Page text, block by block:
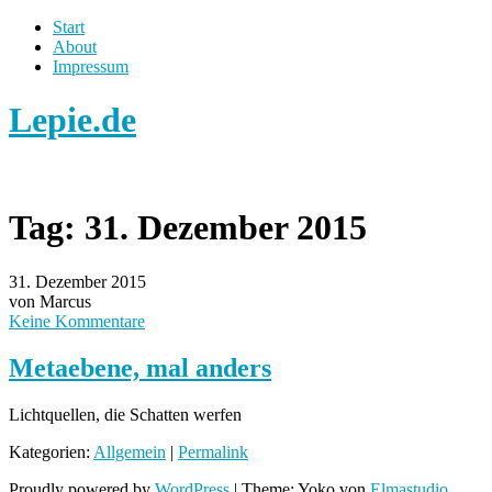
Start
About
Impressum
Lepie.de
Tag: 31. Dezember 2015
31. Dezember 2015
von Marcus
Keine Kommentare
Metaebene, mal anders
Lichtquellen, die Schatten werfen
Kategorien: Allgemein | Permalink